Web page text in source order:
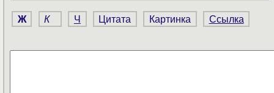
Ж К Ч Цитата Картинка Ссылка